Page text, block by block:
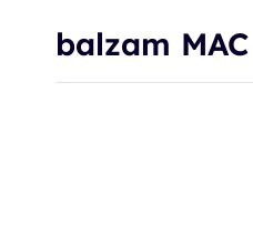
balzam